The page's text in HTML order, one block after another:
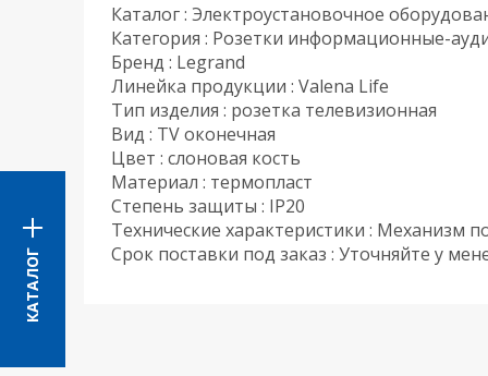
КАТАЛОГ
Каталог : Электроустановочное
Категория : Розетки информационные-
Бренд : Legrand
Линейка продукции : Valena Life
Тип изделия : розетка телевизионная
Вид : TV оконечная
Цвет : слоновая кость
Материал : термопласт
Степень защиты : IP20
Технические характеристики : Механизм
Срок поставки под заказ : Уточняйте у